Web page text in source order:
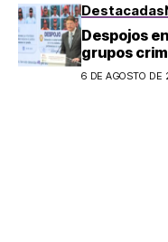
Destacadas
Despojos
grupos
6 DE AGOSTO DE